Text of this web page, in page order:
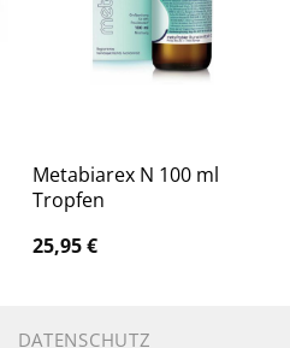
Metabiarex N 100 ml
Tropfen
25,95€
DATENSCHUTZ